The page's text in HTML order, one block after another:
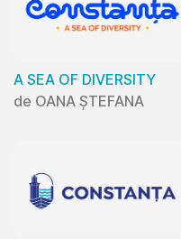
A SEA OF DIVERSITY
de OANA ȘTEFANA